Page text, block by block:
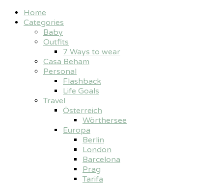
Home
Categories
Baby
Outfits
7 Ways to wear
Casa Beham
Personal
Flashback
Life Goals
Travel
Österreich
Wörthersee
Europa
Berlin
London
Barcelona
Prag
Tarifa